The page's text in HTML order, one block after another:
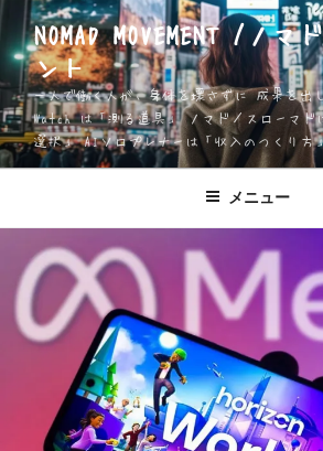
ン
テ
ン
ツ
へ
ス
NOMAD MOVEMENT /ノ
ント
一人で働く人が、身体を壊さずに 成果を出
Watch は「測る道具」 ノマド／スローマド
選択」 AIソロプレナーは「収入のつくり方
メニュー